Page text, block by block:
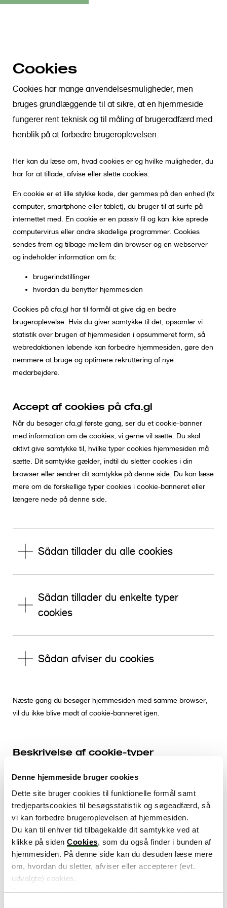
Denne hjemmeside bruger cookies
Dette site bruger cookies til funktionelle formål samt
tredjepartscookies til besøgsstatistik og søgeadfærd, så
vi kan forbedre brugeroplevelsen af hjemmesiden.
Du kan til enhver tid tilbagekalde dit samtykke ved at
klikke på siden Cookies, som du også finder i bunden af
hjemmesiden. På denne side kan du desuden læse mere
om, hvordan du sletter, afviser eller accepterer (evt.
udvalgte) cookies.
Du kan også læse mere om vores behandling af
Cookies
Cookies har mange anvendelsesmuligheder, men
bruges grundlæggende til at sikre, at en hjemmeside
fungerer rent teknisk og til måling af brugeradfærd med
henblik på at forbedre brugeroplevelsen.
Her kan du læse om, hvad cookies er og hvilke muligheder, du
har for at tillade, afvise eller slette cookies.
En cookie er et lille stykke kode, der gemmes på den enhed (fx
computer, smartphone eller tablet), du bruger til at surfe på
internettet med. En cookie er en passiv fil og kan ikke sprede
computervirus eller andre skadelige programmer. Cookies
sendes frem og tilbage mellem din browser og en webserver
og indeholder information om fx:
brugerindstillinger
hvordan du benytter hjemmesiden
Cookies på cfa.gl har til formål at give dig en bedre
brugeroplevelse. Hvis du giver samtykke til det, opsamler vi
statistik over brugen af hjemmesiden i opsummeret form, så
webredaktionen løbende kan forbedre hjemmesiden, gøre den
nemmere at bruge og optimere rekruttering af nye
medarbejdere.
Accept af cookies på cfa.gl
Når du besøger cfa.gl første gang, ser du et cookie-banner
med information om de cookies, vi gerne vil sætte. Du skal
aktivt give samtykke til, hvilke typer cookies hjemmesiden må
sætte. Dit samtykke gælder, indtil du sletter cookies i din
browser eller ændrer dit samtykke på denne side. Du kan læse
mere om de forskellige typer cookies i cookie-banneret eller
længere nede på denne side.
Sådan tillader du alle cookies
Sådan tillader du enkelte typer
cookies
Sådan afviser du cookies
Næste gang du besøger hjemmesiden med samme browser,
vil du ikke blive mødt af cookie-banneret igen.
Beskrivelse af cookie-typer
funktioner på denne side samt i cookie-banneret:
Præference-cookies
Statistik-cookies